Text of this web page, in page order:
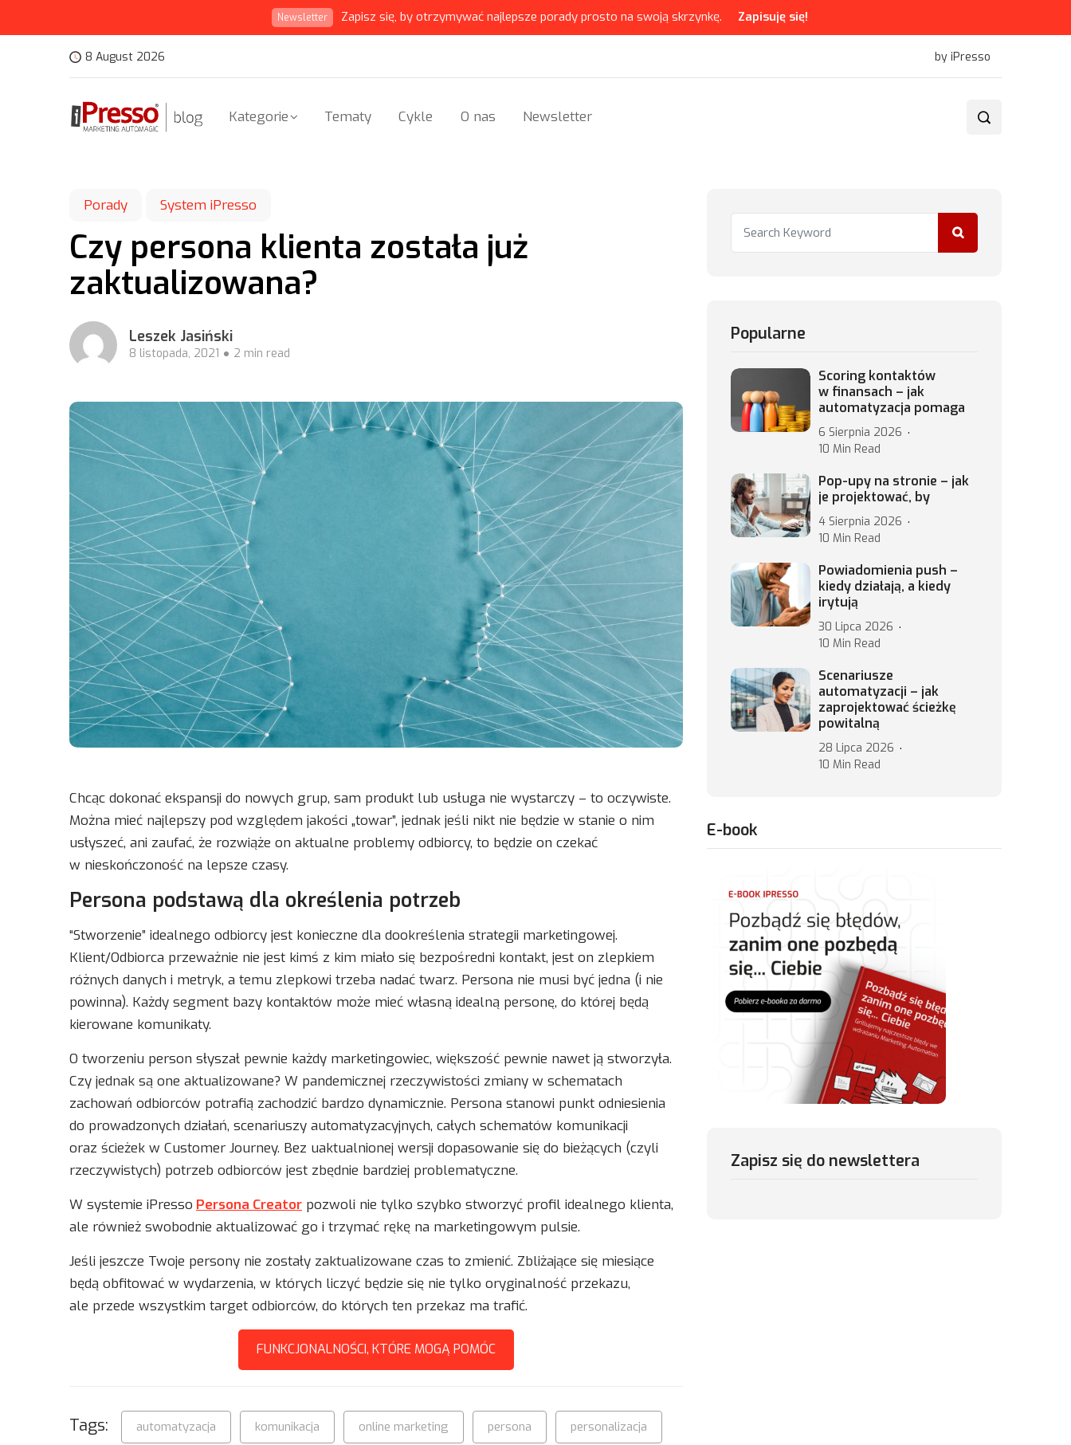
Newsletter Zapisz się, by otrzymywać najlepsze porady prosto na swoją skrzynkę. Zapisuję się!
8 August 2026 by iPresso
Kategorie Tematy Cykle O nas Newsletter
Porady System iPresso
Czy persona klienta została już
zaktualizowana?
Leszek Jasiński
8 listopada, 2021 2 min read
Chcąc dokonać ekspansji do nowych grup, sam produkt lub usługa nie wystarczy – to oczywiste.
Można mieć najlepszy pod względem jakości „towar”, jednak jeśli nikt nie będzie w stanie o nim
usłyszeć, ani zaufać, że rozwiąże on aktualne problemy odbiorcy, to będzie on czekać
w nieskończoność na lepsze czasy.
Persona podstawą dla określenia potrzeb
“Stworzenie” idealnego odbiorcy jest konieczne dla dookreślenia strategii marketingowej.
Klient/Odbiorca przeważnie nie jest kimś z kim miało się bezpośredni kontakt, jest on zlepkiem
różnych danych i metryk, a temu zlepkowi trzeba nadać twarz. Persona nie musi być jedna (i nie
powinna). Każdy segment bazy kontaktów może mieć własną idealną personę, do której będą
kierowane komunikaty.
O tworzeniu person słyszał pewnie każdy marketingowiec, większość pewnie nawet ją stworzyła.
Czy jednak są one aktualizowane? W pandemicznej rzeczywistości zmiany w schematach
zachowań odbiorców potrafią zachodzić bardzo dynamicznie. Persona stanowi punkt odniesienia
do prowadzonych działań, scenariuszy automatyzacyjnych, całych schematów komunikacji
oraz ścieżek w Customer Journey. Bez uaktualnionej wersji dopasowanie się do bieżących (czyli
rzeczywistych) potrzeb odbiorców jest zbędnie bardziej problematyczne.
W systemie iPresso Persona Creator pozwoli nie tylko szybko stworzyć profil idealnego klienta,
ale również swobodnie aktualizować go i trzymać rękę na marketingowym pulsie.
Jeśli jeszcze Twoje persony nie zostały zaktualizowane czas to zmienić. Zbliżające się miesiące
będą obfitować w wydarzenia, w których liczyć będzie się nie tylko oryginalność przekazu,
ale przede wszystkim target odbiorców, do których ten przekaz ma trafić.
FUNKCJONALNOŚCI, KTÓRE MOGĄ POMÓC
Tags: automatyzacja komunikacja online marketing persona personalizacja
Popularne
Scoring kontaktów
w finansach – jak
automatyzacja pomaga
6 Sierpnia 2026
10 Min Read
Pop-upy na stronie – jak
je projektować, by
4 Sierpnia 2026
10 Min Read
Powiadomienia push –
kiedy działają, a kiedy
irytują
30 Lipca 2026
10 Min Read
Scenariusze
automatyzacji – jak
zaprojektować ścieżkę
powitalną
28 Lipca 2026
10 Min Read
E-book
Zapisz się do newslettera